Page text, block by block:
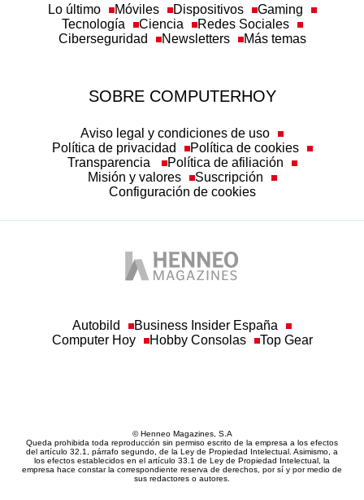
Tecnología
Ciencia
Redes Sociales
Ciberseguridad
Newsletters Más temas
Política de privacidad
Política de cookies
Transparencia
Política de afiliación
Misión y valores
Suscripción
Configuración de cookies
Computer Hoy
Hobby Consolas Top Gear
del artículo 32.1, párrafo segundo, de la Ley de Propiedad Intelectual. Asimismo, a
los efectos establecidos en el artículo 33.1 de Ley de Propiedad Intelectual, la
empresa hace constar la correspondiente reserva de derechos, por sí y por medio de
sus redactores o autores.